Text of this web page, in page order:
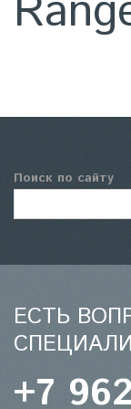
Поиск по сайту
ЕСТЬ
+7